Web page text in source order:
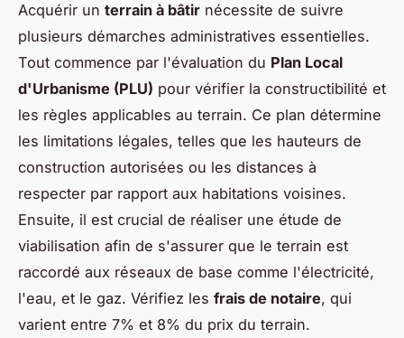
Acquérir un terrain à bâtir nécessite de suivre
plusieurs démarches administratives essentielles.
Tout commence par l'évaluation du Plan Local
d'Urbanisme (PLU) pour vérifier la constructibilité et
les règles applicables au terrain. Ce plan détermine
les limitations légales, telles que les hauteurs de
construction autorisées ou les distances à
respecter par rapport aux habitations voisines.
Ensuite, il est crucial de réaliser une étude de
viabilisation afin de s'assurer que le terrain est
raccordé aux réseaux de base comme l'électricité,
l'eau, et le gaz. Vérifiez les frais de notaire, qui
varient entre 7% et 8% du prix du terrain.